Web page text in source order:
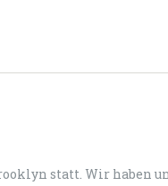
statt. Wir haben